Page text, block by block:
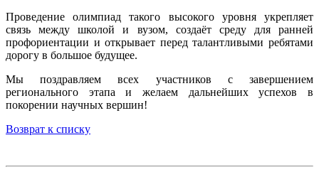
Проведение олимпиад такого высокого уровня укрепляет
связь между школой и вузом, создаёт среду для ранней
профориентации и открывает перед талантливыми ребятами
дорогу в большое будущее.
Мы поздравляем всех участников с завершением
регионального этапа и желаем дальнейших успехов в
покорении научных вершин!
Возврат к списку